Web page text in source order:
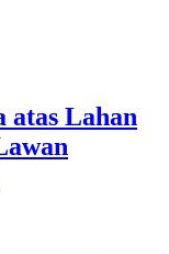
atas Lahan